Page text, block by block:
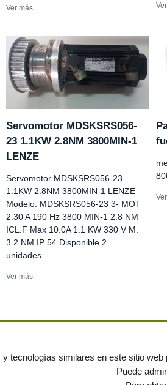
Ver más
Servomotor MDSKSRS056-
23 1.1KW 2.8NM 3800MIN-1
LENZE
Servomotor MDSKSRS056-23
1.1KW 2.8NM 3800MIN-1 LENZE
Modelo: MDSKSRS056-23 3- MOT
2.30 A 190 Hz 3800 MIN-1 2.8 NM
ICL.F Max 10.0A 1.1 KW 330 V M.
3.2 NM IP 54 Disponible 2
unidades...
Ver más
- Todos los derechos reservados- Política
tecnologías similares en este sitio
Puede